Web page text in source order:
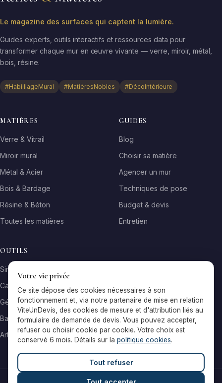
Le magazine des surfaces qui captent la lumière.
Guides experts, outils interactifs et ressources data pour
transformer chaque mur en œuvre vivante — verre, miroir, métal,
bois, résine.
#HabilllageMural #MatièresNobles #DécoIntérieure
MATIÈRES
Verre & Vitrail
Miroir mural
Métal & Acier
Bois & Bardage
Résine & Béton
Toutes les matières
GUIDES
Blog
Choisir sa matière
Agencer un mur
Techniques de pose
Budget & devis
Entretien
OUTILS
Simulateur matière
Calculateur surface
Générateur galerie
Baromètre de prix
Artisans par ville
Votre vie privée
Ce site dépose des cookies nécessaires à son
fonctionnement et, via notre partenaire de mise en relation
ViteUnDevis, des cookies de mesure et d'attribution liés au
formulaire de demande de devis. Vous pouvez accepter,
refuser ou choisir cookie par cookie. Votre choix est
conservé 6 mois. Détails sur la politique cookies.
Tout refuser